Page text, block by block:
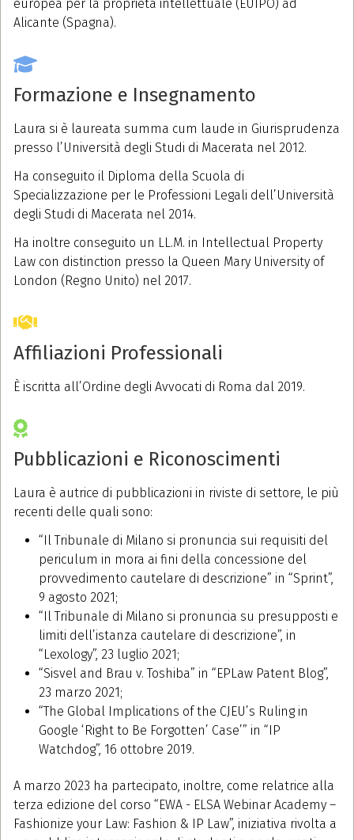
europea per la proprietà intellettuale (EUIPO) ad
Alicante (Spagna).
Formazione e Insegnamento
Laura si è laureata summa cum laude in Giurisprudenza
presso l’Università degli Studi di Macerata nel 2012.
Ha conseguito il Diploma della Scuola di
Specializzazione per le Professioni Legali dell’Università
degli Studi di Macerata nel 2014.
Ha inoltre conseguito un LL.M. in Intellectual Property
Law con distinction presso la Queen Mary University of
London (Regno Unito) nel 2017.
Affiliazioni Professionali
È iscritta all’Ordine degli Avvocati di Roma dal 2019.
Pubblicazioni e Riconoscimenti
Laura è autrice di pubblicazioni in riviste di settore, le più
recenti delle quali sono:
“Il Tribunale di Milano si pronuncia sui requisiti del
periculum in mora ai fini della concessione del
provvedimento cautelare di descrizione” in “Sprint”,
9 agosto 2021;
“Il Tribunale di Milano si pronuncia su presupposti e
limiti dell’istanza cautelare di descrizione”, in
“Lexology”, 23 luglio 2021;
“Sisvel and Brau v. Toshiba” in “EPLaw Patent Blog”,
23 marzo 2021;
“The Global Implications of the CJEU’s Ruling in
Google ‘Right to Be Forgotten’ Case’” in “IP
Watchdog”, 16 ottobre 2019.
A marzo 2023 ha partecipato, inoltre, come relatrice alla
terza edizione del corso “EWA - ELSA Webinar Academy –
Fashionize your Law: Fashion & IP Law”, iniziativa rivolta a